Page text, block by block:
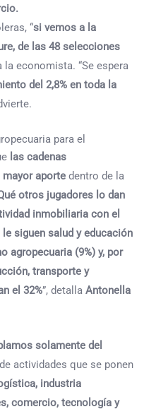
“si vemos a la
de las 48 selecciones
la economista. “Se espera
del 2,8% en toda la
para el
las cadenas
aporte dentro de la
otros jugadores lo dan
inmobiliaria con el
siguen salud y educación
agropecuaria (9%) y, por
transporte y
el 32%”, detalla Antonella
solamente del
actividades que se ponen
industria
comercio, tecnología y